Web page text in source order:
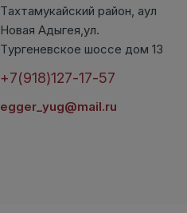
Тахтамукайский район, аул
Новая Адыгея,ул.
Тургеневское шоссе дом 13
+7(918)127-17-57
egger_yug@mail.ru